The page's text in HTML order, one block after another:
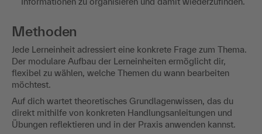
Methoden
Jede Lerneinheit adressiert eine konkrete Frage zum Thema.
Der modulare Aufbau der Lerneinheiten ermöglicht dir,
flexibel zu wählen, welche Themen du wann bearbeiten
möchtest.
Auf dich wartet theoretisches Grundlagenwissen, das du
direkt mithilfe von konkreten Handlungsanleitungen und
Übungen reflektieren und in der Praxis anwenden kannst.